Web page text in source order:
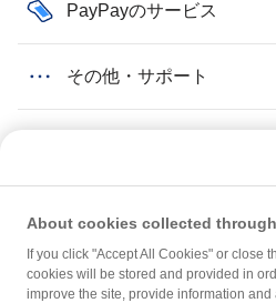
PayPayのサービス
その他・サポート
管理ツールのログイン・設定
アプリ
PayPay for Businessアプリでプッシュ通知を
About cookies collected
If you click "Accept All Cookies" or close
cookies will be stored and provided in
improve the site, provide information